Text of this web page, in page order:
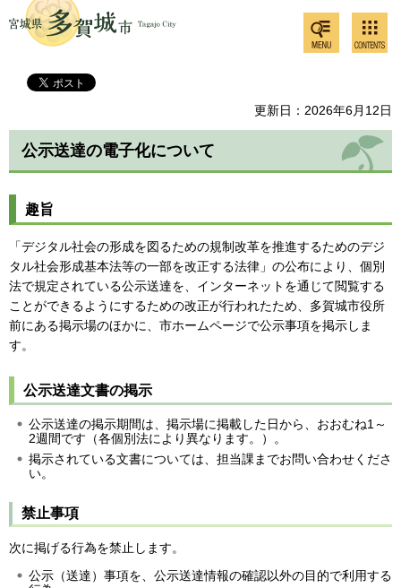
多賀城市
ンツメ
ニュー
共通メ
ニュー
更新日：2026年6月12日
公示送達の電子化について
趣旨
「デジタル社会の形成を図るための規制改革を推進するためのデジ
タル社会形成基本法等の一部を改正する法律」の公布により、個別
法で規定されている公示送達を、インターネットを通じて閲覧する
ことができるようにするための改正が行われたため、多賀城市役所
前にある掲示場のほかに、市ホームページで公示事項を掲示しま
す。
公示送達文書の掲示
公示送達の掲示期間は、掲示場に掲載した日から、おおむね1～
2週間です（各個別法により異なります。）。
掲示されている文書については、担当課までお問い合わせくださ
い。
禁止事項
次に掲げる行為を禁止します。
公示（送達）事項を、公示送達情報の確認以外の目的で利用する